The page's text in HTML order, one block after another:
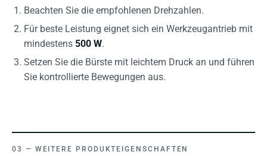
Beachten Sie die empfohlenen Drehzahlen.
Für beste Leistung eignet sich ein Werkzeugantrieb mit
mindestens 500 W.
Setzen Sie die Bürste mit leichtem Druck an und führen
Sie kontrollierte Bewegungen aus.
WEITERE PRODUKTEIGENSCHAFTEN